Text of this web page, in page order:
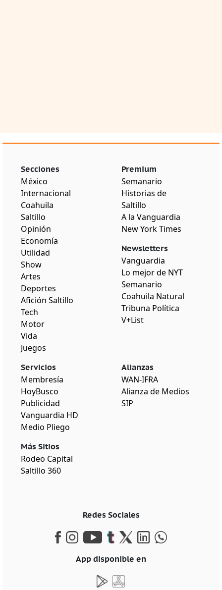
Secciones
México
Internacional
Coahuila
Saltillo
Opinión
Economía
Utilidad
Show
Artes
Deportes
Afición Saltillo
Tech
Motor
Vida
Juegos
Premium
Semanario
Historias de
Saltillo
A la Vanguardia
New York Times
Newsletters
Vanguardia
Lo mejor de NYT
Semanario
Coahuila Natural
Tribuna Política
V+List
Servicios
Membresía
HoyBusco
Publicidad
Vanguardia HD
Medio Pliego
Más Sitios
Rodeo Capital
Saltillo 360
Alianzas
WAN-IFRA
Alianza de Medios
SIP
Redes Sociales
App disponible en